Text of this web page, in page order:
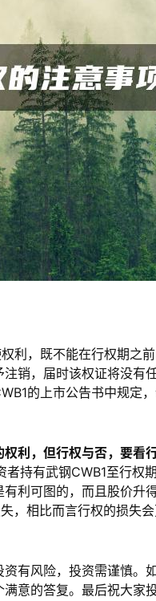
利，既不能在行权期之
销，届时该权证将没有
的上市公告书中规定
利，但行权与否，要看行
持有武钢CWB1至行权
利可图的，而且股价升
，相比而言行权的损失
风险，投资需谨慎。
意的答复。最后祝大家